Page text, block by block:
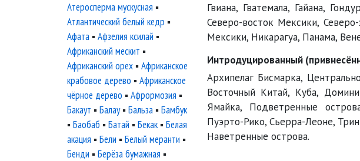
Гвиана, Гватемала, Гайана,
Северо-восток Мексики,
Мексики, Никарагуа, Панама,
Интродуцированный
Архипелаг Бисмарка,
Восточный Китай, Куба,
Ямайка, Подветренные
Пуэрто-Рико, Сьерра-Леоне,
Наветренные острова.
Атеросперма мускусная ▪
Атлантический белый кедр ▪
Афата ▪Афзелия ксилай ▪
Африканский мескит ▪
Африканский орех ▪Африканское
крабовое дерево ▪Африканское
чёрное дерево ▪Афрормозия ▪
Бакаут ▪Балау▪Бальза ▪Бамбук
▪Баобаб ▪Батай ▪Бекак ▪Белая
акация ▪Бели ▪Белый меранти ▪
Бенди ▪Берёза бумажная ▪